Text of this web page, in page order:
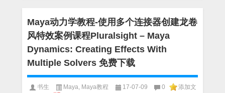
Maya动力学教程-使用多个连接器创建龙卷
风特效案例课程Pluralsight – Maya
Dynamics: Creating Effects With
Multiple Solvers 免费下载
书生 Maya Maya教程 17-07-09 0
添加文